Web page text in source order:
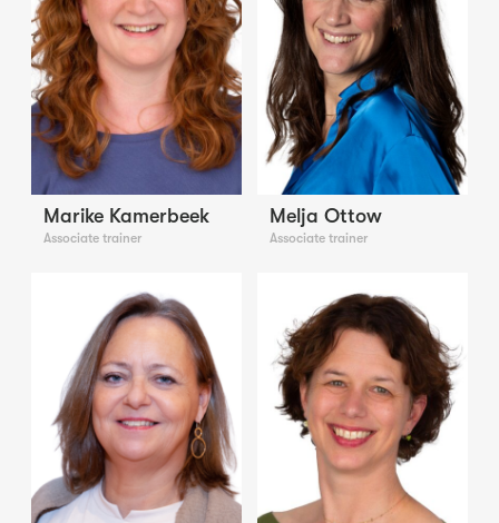
Marike Kamerbeek
Associate trainer
Melja Ottow
Associate trainer